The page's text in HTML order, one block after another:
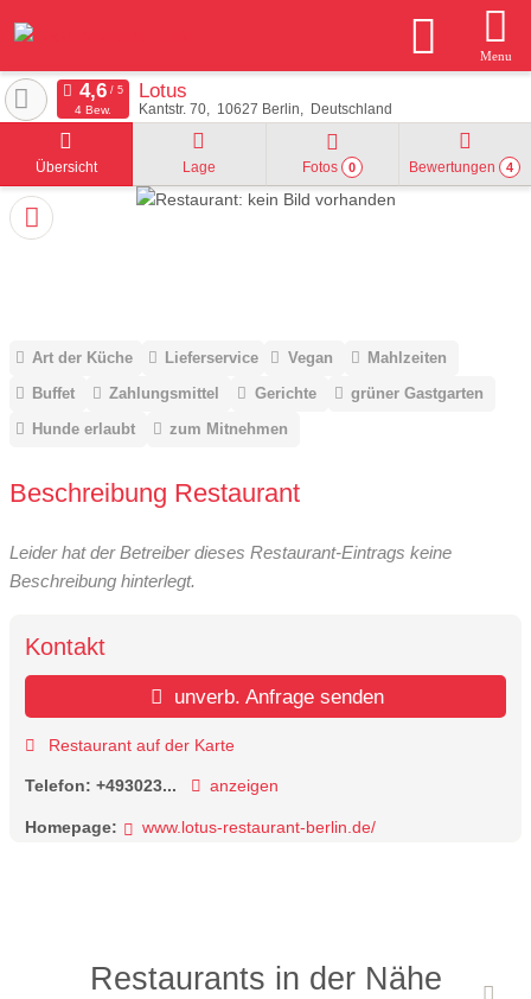
Menu
Lotus
Kantstr. 70 10627 Berlin Deutschland
4 Bew.
Übersicht Lage Fotos 0 Bewertungen 4
Art der Küche Lieferservice Vegan
Mahlzeiten
Buffet
Zahlungsmittel Gerichte
grüner Gastgarten
Hunde erlaubt
zum Mitnehmen
Beschreibung Restaurant
Leider hat der Betreiber dieses Restaurant-Eintrags keine
Beschreibung hinterlegt.
Kontakt
unverb. Anfrage senden
Restaurant auf der Karte
Telefon: +493023... anzeigen
Homepage: www.lotus-restaurant-berlin.de/
Restaurants in der Nähe